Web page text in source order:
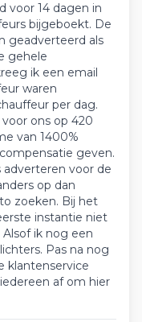
voor 14 dagen in
bijgeboekt. De
geadverteerd als
gehele
ik een email
waren
per dag.
ons op 420
van 1400%
geven.
voor de
op dan
zoeken. Bij het
instantie niet
ik nog een
Pas na nog
klantenservice
af om hier